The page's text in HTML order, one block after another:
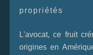
propriétés
L'avocat, ce fruit
origines en